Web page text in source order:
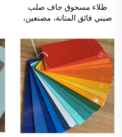
طلاء مسحوق جاف صلب
صيني فائق المتانة، مصنعين،
التجزئة